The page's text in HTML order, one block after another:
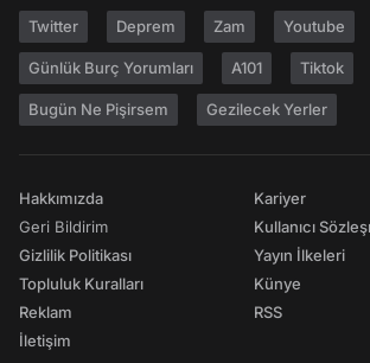
Twitter Deprem Zam Youtube
Günlük Burç Yorumları A101 Tiktok
Bugün Ne Pişirsem Gezilecek Yerler
Hakkımızda
Geri Bildirim
Gizlilik Politikası
Topluluk Kuralları
Reklam
İletişim
Kariyer
Kullanıcı
Yayın İlkeleri
Künye
RSS